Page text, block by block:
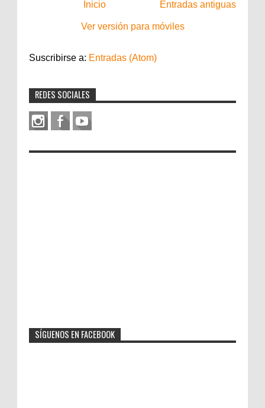
Entradas antiguas
Inicio
Ver versión para móviles
Suscribirse a: Entradas (Atom)
REDES SOCIALES
SÍGUENOS EN FACEBOOK